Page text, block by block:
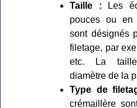
Taille : Les
pouces ou en
sont désignés
filetage, par
etc. La
diamètre de la
Type de
crémaillère